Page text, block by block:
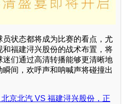
状态都将成为比赛的看点，尤
福建浔兴股份的战术布置，将
们通过高清转播能够更清晰地
间，欢呼声和呐喊声将碰撞出
京北汽 VS 福建浔兴股份，正